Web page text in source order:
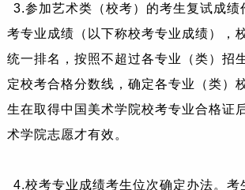
3.参加艺术类（校考）的考生复试成绩
考专业成绩（以下称校考专业成绩），
统一排名，按照不超过各专业（类）招
定校考合格分数线，确定各专业（类）
生在取得中国美术学院校考专业合格证
术学院志愿才有效。
4.校考专业成绩考生位次确定办法。考